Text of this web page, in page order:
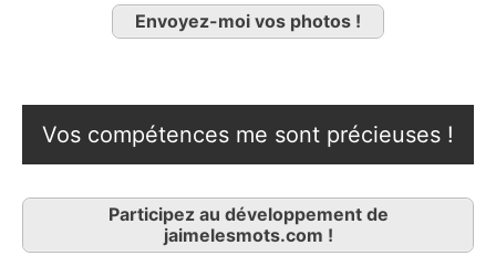
Envoyez-moi vos photos !
Vos compétences me sont précieuses !
Participez au développement de
jaimelesmots.com !